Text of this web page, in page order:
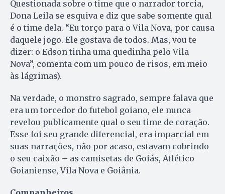
Questionada sobre o time que o narrador torcia,
Dona Leila se esquiva e diz que sabe somente qual
é o time dela. “Eu torço para o Vila Nova, por causa
daquele jogo. Ele gostava de todos. Mas, vou te
dizer: o Edson tinha uma quedinha pelo Vila
Nova”, comenta com um pouco de risos, em meio
às lágrimas).
Na verdade, o monstro sagrado, sempre falava que
era um torcedor do futebol goiano, ele nunca
revelou publicamente qual o seu time de coração.
Esse foi seu grande diferencial, era imparcial em
suas narrações, não por acaso, estavam cobrindo
o seu caixão – as camisetas de Goiás, Atlético
Goianiense, Vila Nova e Goiânia.